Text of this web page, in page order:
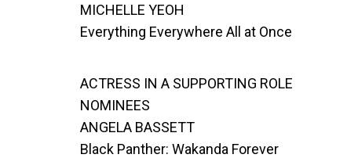
MICHELLE YEOH
Everything Everywhere All at Once
ACTRESS IN A SUPPORTING ROLE
NOMINEES
ANGELA BASSETT
Black Panther: Wakanda Forever